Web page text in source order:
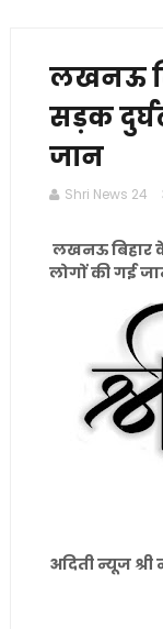
लखनऊ
सड़क
जान
Shri News 24
लखनऊ बिहार
लोगों की गई
अदिती न्यूज